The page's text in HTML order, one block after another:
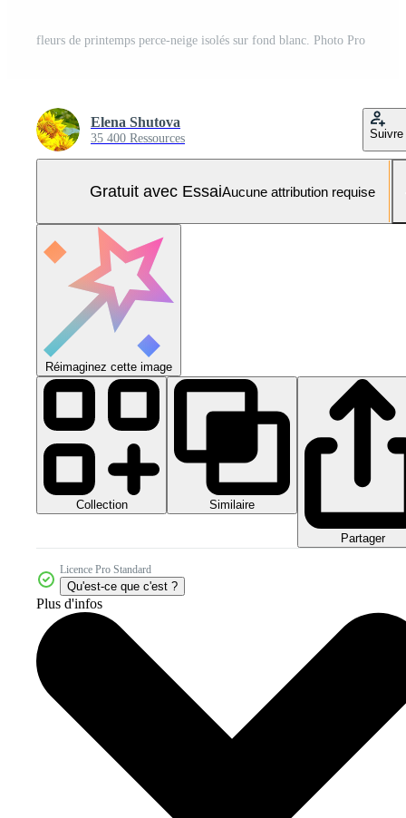
fleurs de printemps perce-neige isolés sur fond blanc. Photo Pro
Elena Shutova
35 400 Ressources Suivre
Gratuit avec EssaiAucune attribution requise
Réimaginez cette image
Collection Similaire
Partager
Licence Pro Standard
Qu'est-ce que c'est ?
Plus d'infos